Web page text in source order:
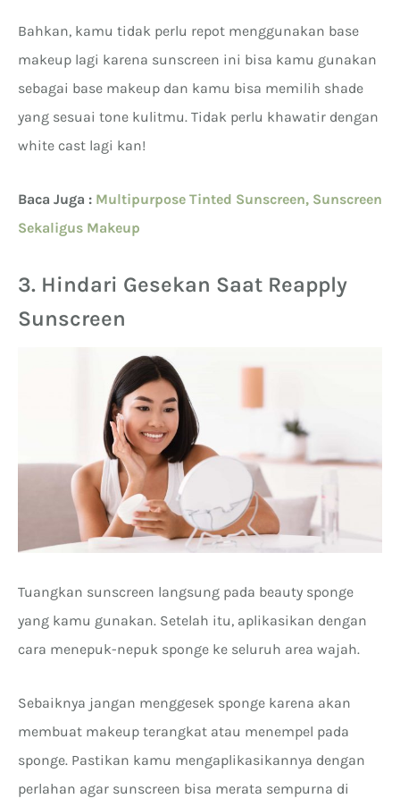
Bahkan, kamu tidak perlu repot menggunakan base
makeup lagi karena sunscreen ini bisa kamu gunakan
sebagai base makeup dan kamu bisa memilih shade
yang sesuai tone kulitmu. Tidak perlu khawatir dengan
white cast lagi kan!
Baca Juga : Multipurpose Tinted Sunscreen, Sunscreen
Sekaligus Makeup
3. Hindari Gesekan Saat Reapply
Sunscreen
Tuangkan sunscreen langsung pada beauty sponge
yang kamu gunakan. Setelah itu, aplikasikan dengan
cara menepuk-nepuk sponge ke seluruh area wajah.
Sebaiknya jangan menggesek sponge karena akan
membuat makeup terangkat atau menempel pada
sponge. Pastikan kamu mengaplikasikannya dengan
perlahan agar sunscreen bisa merata sempurna di